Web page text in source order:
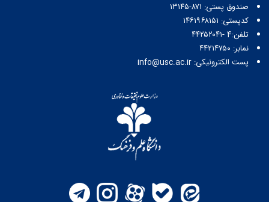
صندوق پستی:‌ ۸۷۱-۱۳۱۴۵
کدپستی: ۱۴۶۱۹۶۸۱۵۱
تلفن:4 -۴۴۲۵۲۰۴۱
نمابر: ۴۴۲۱۴۷۵۰
پست الکترونیکی: info@usc.ac.ir